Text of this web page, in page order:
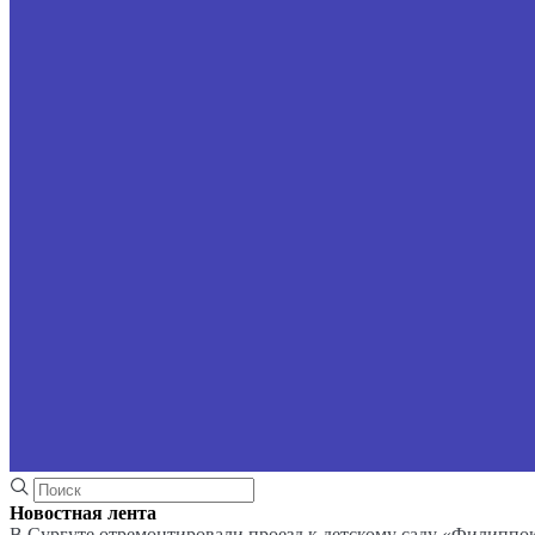
Новостная лента